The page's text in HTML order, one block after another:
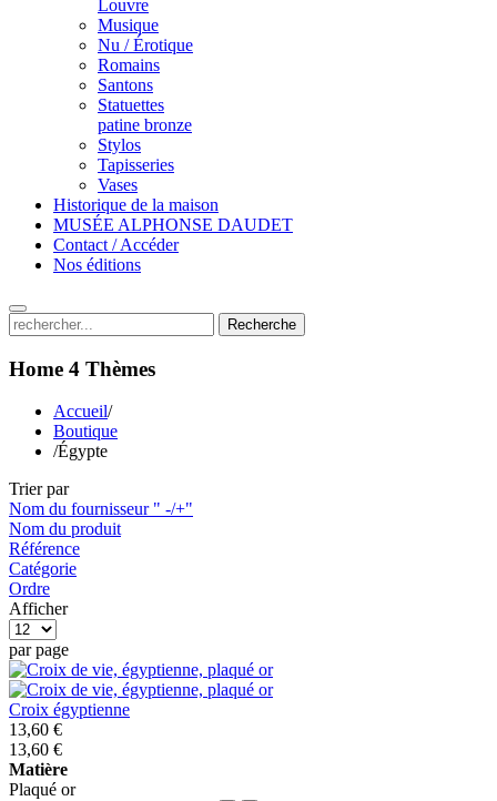
Louvre
Musique
Nu / Érotique
Romains
Santons
Statuettes
patine bronze
Stylos
Tapisseries
Vases
Historique de la maison
MUSÉE ALPHONSE DAUDET
Contact / Accéder
Nos éditions
Recherche
Home 4 Thèmes
Accueil/
Boutique
/Égypte
Trier par
Nom du fournisseur " -/+"
Nom du produit
Référence
Catégorie
Ordre
Afficher
par page
Croix égyptienne
13,60 €
13,60 €
Matière
Plaqué or